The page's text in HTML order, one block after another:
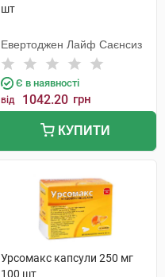
шт
Евертоджен Лайф Саєнсиз
Є в наявності
від 1042.20 грн
КУПИТИ
Урсомакс капсули 250 мг
100 шт